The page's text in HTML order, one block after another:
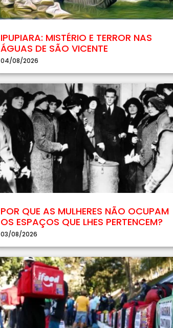
IPUPIARA: MISTÉRIO E TERROR NAS
ÁGUAS DE SÃO VICENTE
04/08/2026
POR QUE AS MULHERES NÃO OCUPAM
OS ESPAÇOS QUE LHES PERTENCEM?
03/08/2026